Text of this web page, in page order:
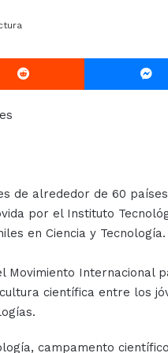
Reddit
de alrededor de 60
por el Instituto
en Ciencia y Tecnología.
Internacional
científica entre los
campamento